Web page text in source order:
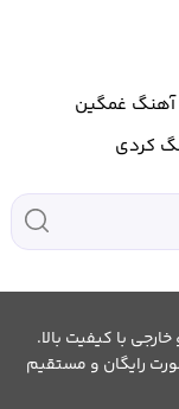
آهنگ غمگین
کردی
با کیفیت بالا.
رایگان و مستقیم